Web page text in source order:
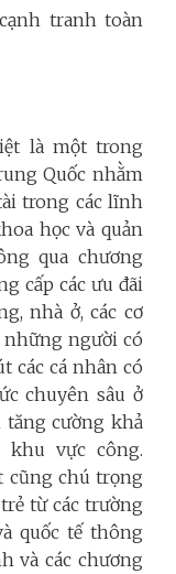
tranh toàn
là một trong
Quốc nhằm
trong các lĩnh
học và quản
qua chương
cấp các ưu đãi
nhà ở, các cơ
người có
các cá nhân có
chuyên sâu ở
cường khả
khu vực công.
cũng chú trọng
từ các trường
quốc tế thông
và các chương